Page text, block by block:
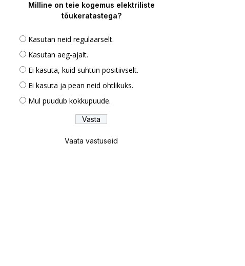
Milline on teie kogemus elektriliste
tõukeratastega?
Kasutan neid regulaarselt.
Kasutan aeg-ajalt.
Ei kasuta, kuid suhtun positiivselt.
Ei kasuta ja pean neid ohtlikuks.
Mul puudub kokkupuude.
Vaata vastuseid